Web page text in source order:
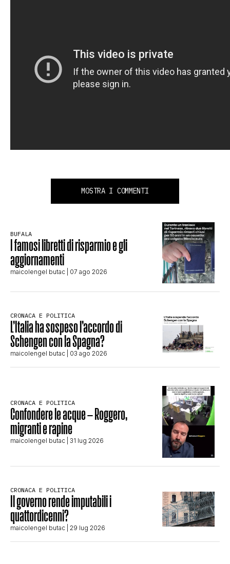
MOSTRA I COMMENTI
BUFALA
I famosi libretti di risparmio e gli
aggiornamenti
maicolengel butac | 07 ago 2026
CRONACA E POLITICA
L’Italia ha sospeso l’accordo di
Schengen con la Spagna?
maicolengel butac | 03 ago 2026
CRONACA E POLITICA
Confondere le acque – Roggero,
migranti e rapine
maicolengel butac | 31 lug 2026
CRONACA E POLITICA
Il governo rende imputabili i
quattordicenni?
maicolengel butac | 29 lug 2026